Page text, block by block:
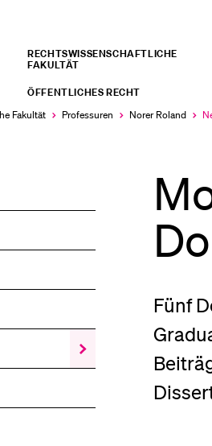
Universität
RECHTS­­WISSENSCHAFTLICHE
FAKULTÄT
ÖFFENTLICHES RECHT
Fakultät Professuren Norer Roland
Zeige
das
Fünf